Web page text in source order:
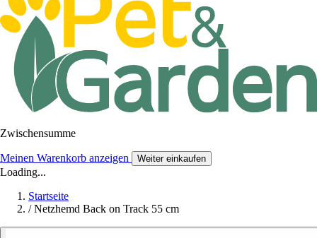
Zwischensumme
Meinen Warenkorb anzeigen Weiter einkaufen
Loading...
Startseite
/ Netzhemd Back on Track 55 cm